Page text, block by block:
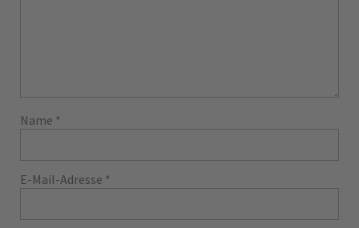
Name *
E-Mail-Adresse *